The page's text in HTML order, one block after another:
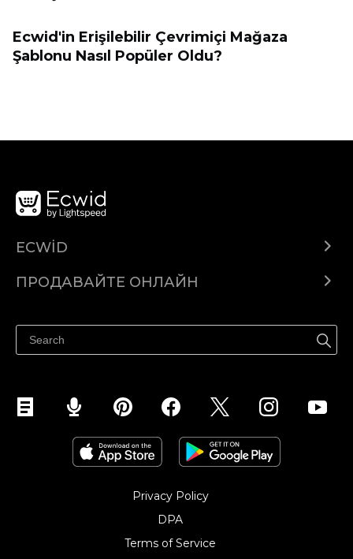
Ecwid'in Erişilebilir Çevrimiçi Mağaza
Şablonu Nasıl Popüler Oldu?
ECWID
Помощен център
ПРОДАВАЙТЕ ОНЛАЙН
Продавайте във Facebook
Продавайте в Instagram
Privacy Policy
DPA
Terms of Service